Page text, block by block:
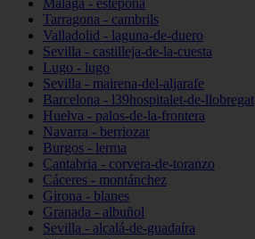
Málaga - estepona
Tarragona - cambrils
Valladolid - laguna-de-duero
Sevilla - castilleja-de-la-cuesta
Lugo - lugo
Sevilla - mairena-del-aljarafe
Barcelona - l39hospitalet-de-llobregat
Huelva - palos-de-la-frontera
Navarra - berriozar
Burgos - lerma
Cantabria - corvera-de-toranzo
Cáceres - montánchez
Girona - blanes
Granada - albuñol
Sevilla - alcalá-de-guadaíra